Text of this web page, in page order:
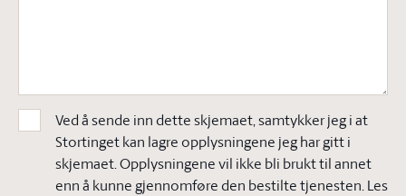
Ved å sende inn dette skjemaet, samtykker jeg i at
Stortinget kan lagre opplysningene jeg har gitt i
skjemaet. Opplysningene vil ikke bli brukt til annet
enn å kunne gjennomføre den bestilte tjenesten. Les